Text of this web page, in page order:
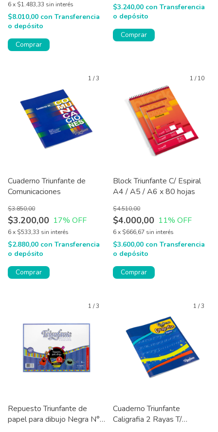
6x $1.483,33 sin interés
$8.010,00 con Transferencia
o depósito
Comprar
$3.240,00 con Transferencia
o depósito
Comprar
1 /3
Cuaderno Triunfante de
Comunicaciones
$3.200,00
$3.850,00
17% OFF
6x $533,33 sin interés
$2.880,00 con Transferencia
o depósito
1 /10
Block Triunfante C/ Espiral
A4 / A5 / A6 x 80 hojas
$4.000,00
$4.510,00
11% OFF
6x $666,67 sin interés
$3.600,00 con Transferencia
o depósito
Comprar
1 /3
Repuesto Triunfante de
papel para dibujo Negra N°
1 /3
Cuaderno Triunfante
Caligrafia 2 Rayas T/